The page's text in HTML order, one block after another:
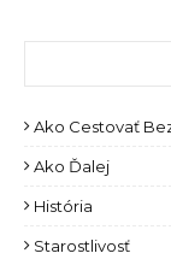
Ako Cestovať
Ako Ďalej
História
Starostlivosť